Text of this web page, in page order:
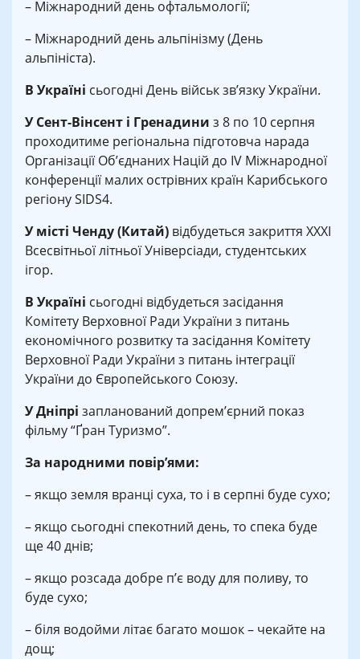
– Міжнародний день офтальмології;
– Міжнародний день альпінізму (День
альпініста).
В Україні сьогодні День військ зв’язку України.
У Сент-Вінсент і Гренадини з 8 по 10 серпня
проходитиме регіональна підготовча нарада
Організації Об’єднаних Націй до IV Міжнародної
конференції малих острівних країн Карибського
регіону SIDS4.
У місті Ченду (Китай) відбудеться закриття XXXI
Всесвітньої літньої Універсіади, студентських
ігор.
В Україні сьогодні відбудеться засідання
Комітету Верховної Ради України з питань
економічного розвитку та засідання Комітету
Верховної Ради України з питань інтеграції
України до Європейського Союзу.
У Дніпрі запланований допрем’єрний показ
фільму “Ґран Туризмо”.
За народними повір’ями:
– якщо земля вранці суха, то і в серпні буде сухо;
– якщо сьогодні спекотний день, то спека буде
ще 40 днів;
– якщо розсада добре п’є воду для поливу, то
буде сухо;
– біля водойми літає багато мошок – чекайте на
дощ;